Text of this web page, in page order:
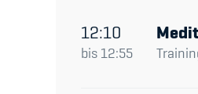
12:10
bis 12:55